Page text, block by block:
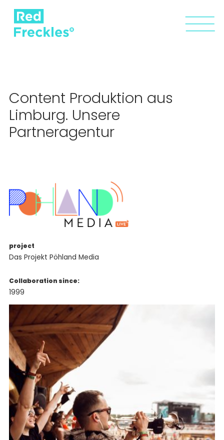
Content Produktion aus
Limburg. Unsere
Partneragentur
project
Das Projekt Pöhland Media
Collaboration since:
1999